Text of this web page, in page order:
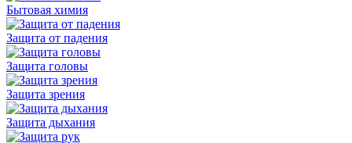
Бытовая химия
Защита от падения
Защита головы
Защита зрения
Защита дыхания